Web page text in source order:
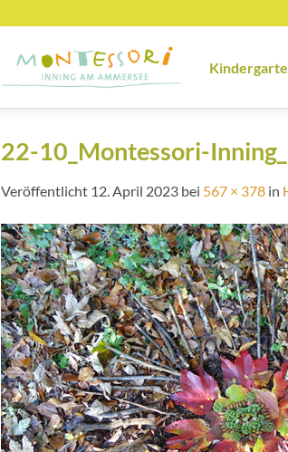
22-10_Montessori-
Veröffentlicht 12. April 2023 bei 567 × 378 in